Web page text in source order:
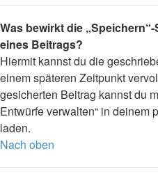
Was bewirkt die
eines Beitrags?
Hiermit kannst du die
einem späteren Zeitpunkt
gesicherten Beitrag kannst du
Entwürfe verwalten“ in deinem
laden.
Nach oben